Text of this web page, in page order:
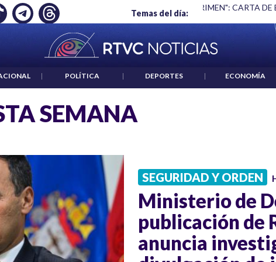
Temas del día:
EMPLEO: JP MORGAN "HABLAR NO ES UN CRIMEN": CARTA
| POLÍTICA | DEPORTES | ECONOMÍA
SEMANA
SEGURIDAD Y ORDEN
Ministerio de
publicación de
anuncia